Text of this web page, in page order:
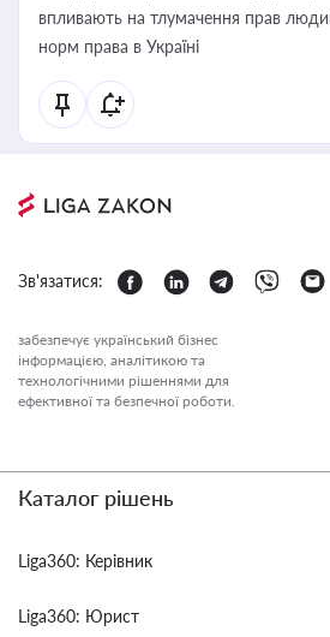
впливають на тлумачення прав
норм права в Україні
Зв'язатися:
забезпечує український бізнес
інформацією, аналітикою та
технологічними рішеннями для
ефективної та безпечної роботи.
Каталог рішень
Liga360: Керівник
Liga360: Юрист